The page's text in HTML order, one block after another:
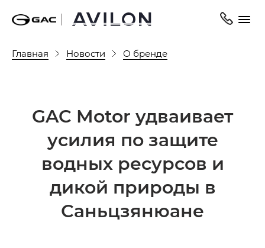
Главная Новости О бренде
GAC Motor удваивает
усилия по защите
водных ресурсов и
дикой природы в
Саньцзянюане